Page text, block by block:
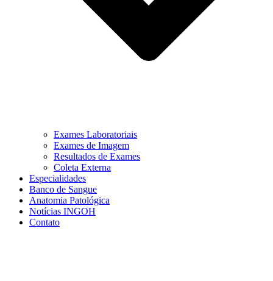
Exames Laboratoriais
Exames de Imagem
Resultados de Exames
Coleta Externa
Especialidades
Banco de Sangue
Anatomia Patológica
Notícias INGOH
Contato